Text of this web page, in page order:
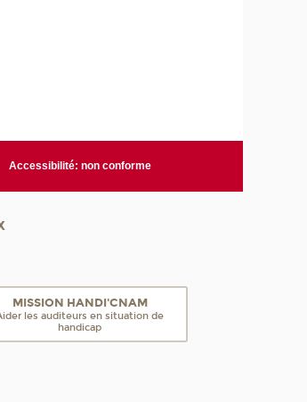
Accessibilité: non conforme
MISSION HANDI'CNAM
les auditeurs en situation de
handicap